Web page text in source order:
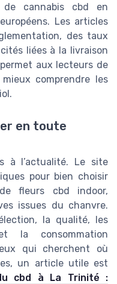
de cannabis cbd en
Les articles
des taux
liées à la livraison
aux lecteurs de
comprendre les
en toute
à l’actualité. Le site
pour bien choisir
fleurs cbd indoor,
issues du chanvre.
la qualité, les
la consommation
qui cherchent où
un article utile est
cbd à La Trinité :